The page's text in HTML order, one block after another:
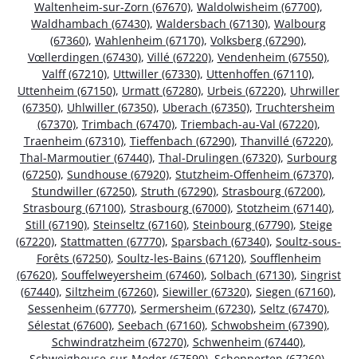
Waltenheim-sur-Zorn (67670), Waldolwisheim (67700),
Waldhambach (67430), Waldersbach (67130), Walbourg
(67360), Wahlenheim (67170), Volksberg (67290),
Vœllerdingen (67430), Villé (67220), Vendenheim (67550),
Valff (67210), Uttwiller (67330), Uttenhoffen (67110),
Uttenheim (67150), Urmatt (67280), Urbeis (67220), Uhrwiller
(67350), Uhlwiller (67350), Uberach (67350), Truchtersheim
(67370), Trimbach (67470), Triembach-au-Val (67220),
Traenheim (67310), Tieffenbach (67290), Thanvillé (67220),
Thal-Marmoutier (67440), Thal-Drulingen (67320), Surbourg
(67250), Sundhouse (67920), Stutzheim-Offenheim (67370),
Stundwiller (67250), Struth (67290), Strasbourg (67200),
Strasbourg (67100), Strasbourg (67000), Stotzheim (67140),
Still (67190), Steinseltz (67160), Steinbourg (67790), Steige
(67220), Stattmatten (67770), Sparsbach (67340), Soultz-sous-
Forêts (67250), Soultz-les-Bains (67120), Soufflenheim
(67620), Souffelweyersheim (67460), Solbach (67130), Singrist
(67440), Siltzheim (67260), Siewiller (67320), Siegen (67160),
Sessenheim (67770), Sermersheim (67230), Seltz (67470),
Sélestat (67600), Seebach (67160), Schwobsheim (67390),
Schwindratzheim (67270), Schwenheim (67440),